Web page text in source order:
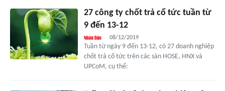
27 công ty chốt trả cổ tức tuần từ
9 đến 13-12
08/12/2019
Tuần từ ngày 9 đến 13-12, có 27 doanh nghiệp
chốt trả cổ tức trên các sàn HOSE, HNX và
UPCoM, cụ thể: